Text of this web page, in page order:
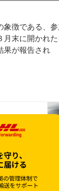
徴である、
末に開かれ
果が報告され